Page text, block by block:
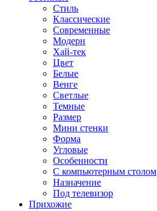
Стиль
Классические
Современные
Модерн
Хай-тек
Цвет
Белые
Венге
Светлые
Темные
Размер
Мини стенки
Форма
Угловые
Особенности
С компьютерным столом
Назначение
Под телевизор
Прихожие